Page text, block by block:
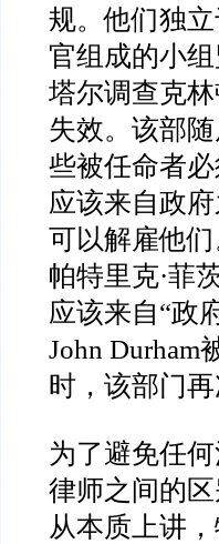
规。他们独
官组成的小
塔尔调查克
失效。该部
些被任命者
应该来自政
可以解雇他们
帕特里克·菲
应该来自“政
John Durham
时，该部门
为了避免任
律师之间的
从本质上讲